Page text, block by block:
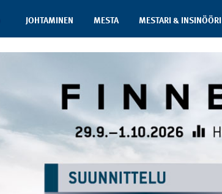
JOHTAMINEN MESTA MESTARI & INSINÖÖRI